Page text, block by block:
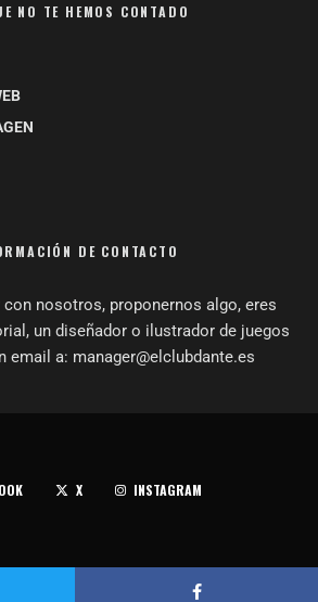
NO TE HEMOS CONTADO
DE CONTACTO
nosotros, proponernos algo, eres
un diseñador o ilustrador de juegos
email a: manager@elclubdante.es
X INSTAGRAM